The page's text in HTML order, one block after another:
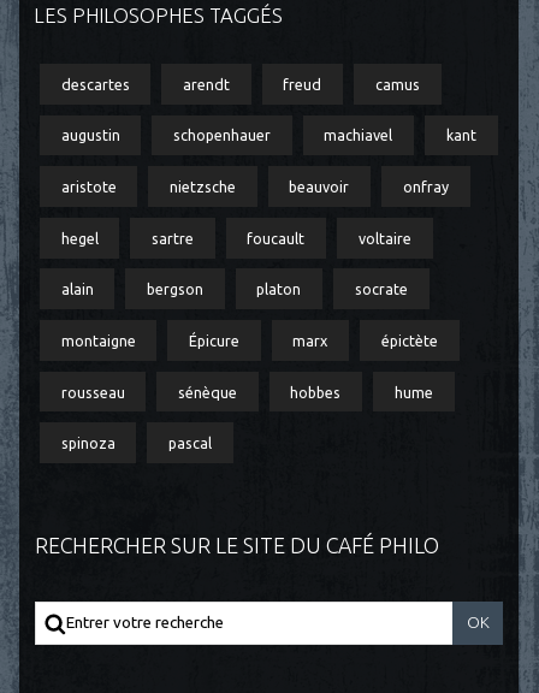
LES PHILOSOPHES TAGGÉS
descartes arendt freud camus
augustin schopenhauer machiavel kant
aristote nietzsche beauvoir onfray
hegel sartre foucault voltaire
alain bergson platon socrate
montaigne Épicure marx épictète
rousseau sénèque hobbes hume
spinoza pascal
RECHERCHER SUR LE SITE DU CAFÉ PHILO